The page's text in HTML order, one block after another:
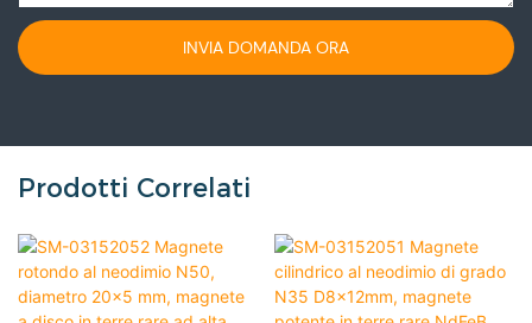
INVIA DOMANDA ORA
Prodotti Correlati